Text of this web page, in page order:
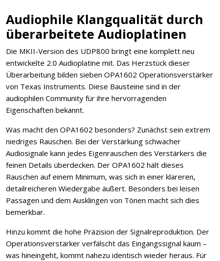
Audiophile Klangqualität durch
überarbeitete Audioplatinen
Die MKII-Version des UDP800 bringt eine komplett neu
entwickelte 2.0 Audioplatine mit. Das Herzstück dieser
Überarbeitung bilden sieben OPA1602 Operationsverstärker
von Texas Instruments. Diese Bausteine sind in der
audiophilen Community für ihre hervorragenden
Eigenschaften bekannt.
Was macht den OPA1602 besonders? Zunächst sein extrem
niedriges Rauschen. Bei der Verstärkung schwacher
Audiosignale kann jedes Eigenrauschen des Verstärkers die
feinen Details überdecken. Der OPA1602 hält dieses
Rauschen auf einem Minimum, was sich in einer klareren,
detailreicheren Wiedergabe äußert. Besonders bei leisen
Passagen und dem Ausklingen von Tönen macht sich dies
bemerkbar.
Hinzu kommt die hohe Präzision der Signalreproduktion. Der
Operationsverstärker verfälscht das Eingangssignal kaum –
was hineingeht, kommt nahezu identisch wieder heraus. Für